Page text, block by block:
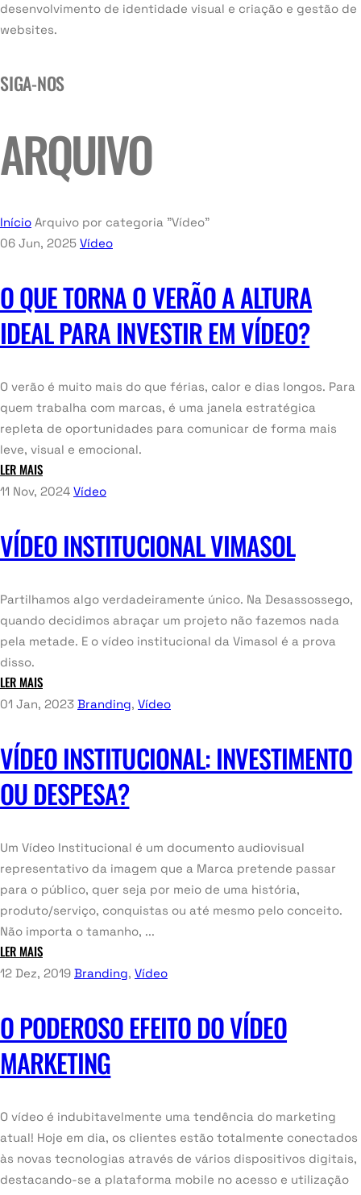
desenvolvimento de identidade visual e criação e gestão de
websites.
SIGA-NOS
ARQUIVO
Início Arquivo por categoria "Vídeo"
06 Jun, 2025 Vídeo
O QUE TORNA O VERÃO A ALTURA
IDEAL PARA INVESTIR EM VÍDEO?
O verão é muito mais do que férias, calor e dias longos. Para
quem trabalha com marcas, é uma janela estratégica
repleta de oportunidades para comunicar de forma mais
leve, visual e emocional.
LER MAIS
11 Nov, 2024 Vídeo
VÍDEO INSTITUCIONAL VIMASOL
Partilhamos algo verdadeiramente único. Na Desassossego,
quando decidimos abraçar um projeto não fazemos nada
pela metade. E o vídeo institucional da Vimasol é a prova
disso.
LER MAIS
01 Jan, 2023 Branding, Vídeo
VÍDEO INSTITUCIONAL: INVESTIMENTO
OU DESPESA?
Um Vídeo Institucional é um documento audiovisual
representativo da imagem que a Marca pretende passar
para o público, quer seja por meio de uma história,
produto/serviço, conquistas ou até mesmo pelo conceito.
Não importa o tamanho, ...
LER MAIS
12 Dez, 2019 Branding, Vídeo
O PODEROSO EFEITO DO VÍDEO
MARKETING
O vídeo é indubitavelmente uma tendência do marketing
atual! Hoje em dia, os clientes estão totalmente conectados
às novas tecnologias através de vários dispositivos digitais,
destacando-se a plataforma mobile no acesso e utilização